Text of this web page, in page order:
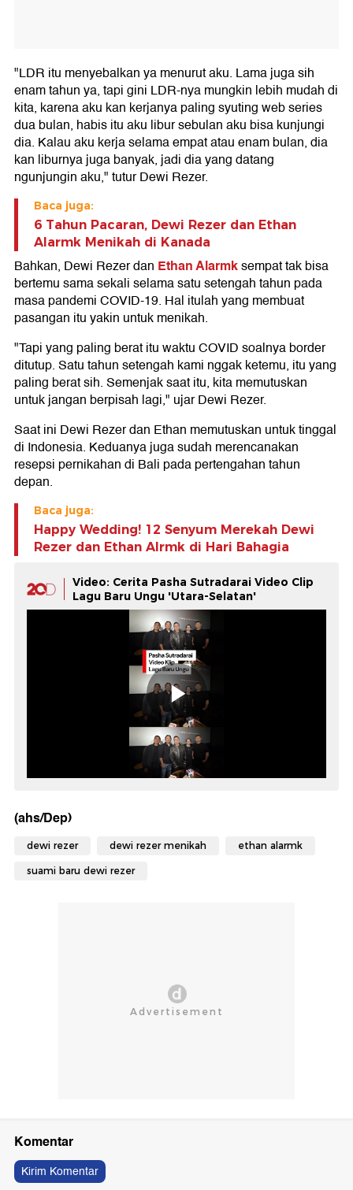
"LDR itu menyebalkan ya menurut aku. Lama juga sih
enam tahun ya, tapi gini LDR-nya mungkin lebih mudah di
kita, karena aku kan kerjanya paling syuting web series
dua bulan, habis itu aku libur sebulan aku bisa kunjungi
dia. Kalau aku kerja selama empat atau enam bulan, dia
kan liburnya juga banyak, jadi dia yang datang
ngunjungin aku," tutur Dewi Rezer.
Baca juga:
6 Tahun Pacaran, Dewi Rezer dan Ethan
Alarmk Menikah di Kanada
Bahkan, Dewi Rezer dan Ethan Alarmksempat tak bisa
bertemu sama sekali selama satu setengah tahun pada
masa pandemi COVID-19. Hal itulah yang membuat
pasangan itu yakin untuk menikah.
"Tapi yang paling berat itu waktu COVID soalnya border
ditutup. Satu tahun setengah kami nggak ketemu, itu yang
paling berat sih. Semenjak saat itu, kita memutuskan
untuk jangan berpisah lagi," ujar Dewi Rezer.
Saat ini Dewi Rezer dan Ethan memutuskan untuk tinggal
di Indonesia. Keduanya juga sudah merencanakan
resepsi pernikahan di Bali pada pertengahan tahun
depan.
Baca juga:
Happy Wedding! 12 Senyum Merekah Dewi
Rezer dan Ethan Alrmk di Hari Bahagia
Video: Cerita Pasha Sutradarai Video Clip
Lagu Baru Ungu 'Utara-Selatan'
(ahs/Dep)
dewi rezer dewi rezer menikah ethan alarmk
suami baru dewi rezer
Komentar
Kirim Komentar